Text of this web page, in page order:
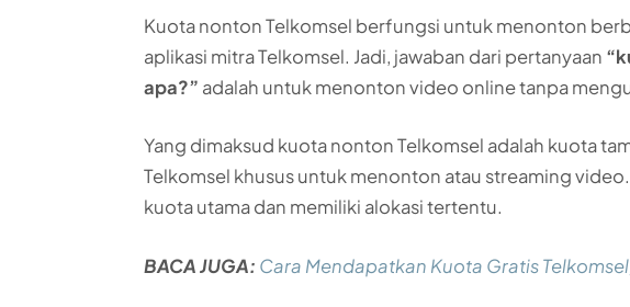
Kuota nonton Telkomsel berfungsi untuk menonton
aplikasi mitra Telkomsel. Jadi, jawaban dari pertanyaan
apa?” adalah untuk menonton video online tanpa
Yang dimaksud kuota nonton Telkomsel adalah kuota
Telkomsel khusus untuk menonton atau streaming
kuota utama dan memiliki alokasi tertentu.
BACA JUGA: Cara Mendapatkan Kuota Gratis